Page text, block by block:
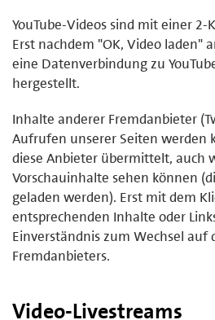
YouTube-Videos sind mit einer 2-
Erst nachdem "OK, Video laden"
eine Datenverbindung zu
hergestellt.
Inhalte anderer Fremdanbieter
Aufrufen unserer Seiten werden
diese Anbieter übermittelt, auch
Vorschauinhalte sehen können
geladen werden). Erst mit dem
entsprechenden Inhalte oder
Einverständnis zum Wechsel auf
Fremdanbieters.
Video-Livestreams